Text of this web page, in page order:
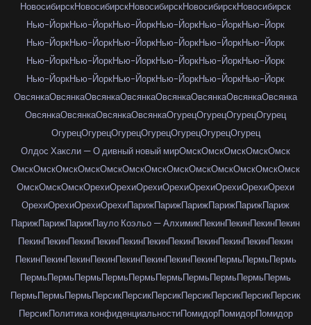
НовосибирскНовосибирскНовосибирскНовосибирскНовосибирск
Нью-ЙоркНью-ЙоркНью-ЙоркНью-ЙоркНью-ЙоркНью-Йорк
Нью-ЙоркНью-ЙоркНью-ЙоркНью-ЙоркНью-ЙоркНью-Йорк
Нью-ЙоркНью-ЙоркНью-ЙоркНью-ЙоркНью-ЙоркНью-Йорк
Нью-ЙоркНью-ЙоркНью-ЙоркНью-ЙоркНью-ЙоркНью-Йорк
ОвсянкаОвсянкаОвсянкаОвсянкаОвсянкаОвсянкаОвсянкаОвсянка
ОвсянкаОвсянкаОвсянкаОвсянкаОгурецОгурецОгурецОгурец
ОгурецОгурецОгурецОгурецОгурецОгурецОгурец
Олдос Хаксли — О дивный новый мирОмскОмскОмскОмскОмск
ОмскОмскОмскОмскОмскОмскОмскОмскОмскОмскОмскОмскОмск
ОмскОмскОмскОрехиОрехиОрехиОрехиОрехиОрехиОрехиОрехи
ОрехиОрехиОрехиОрехиПарижПарижПарижПарижПарижПариж
ПарижПарижПарижПауло Коэльо — АлхимикПекинПекинПекинПекин
ПекинПекинПекинПекинПекинПекинПекинПекинПекинПекинПекин
ПекинПекинПекинПекинПекинПекинПекинПекинПермьПермьПермь
ПермьПермьПермьПермьПермьПермьПермьПермьПермьПермь
ПермьПермьПермьПерсикПерсикПерсикПерсикПерсикПерсикПерсик
ПерсикПолитика конфиденциальностиПомидорПомидорПомидор